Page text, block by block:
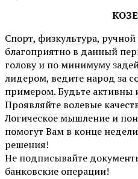
Спорт, физкультура,
благоприятно в данный
голову и по минимуму
лидером, ведите народ за
примером. Будьте активны
Проявляйте волевые
Логическое мышление и
помогут Вам в конце
решения!
Не подписывайте
банковские операции!